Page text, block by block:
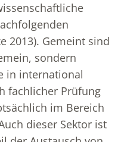
2013). Gemeint sind
sondern
in international
fachlicher Prüfung
im Bereich
dieser Sektor ist